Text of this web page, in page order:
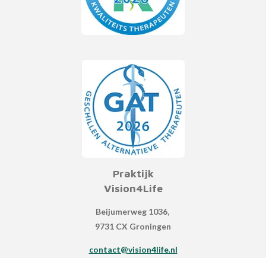
Praktijk
Vision4Life
Beijumerweg 1036,
9731 CX Groningen
contact@vision4life.nl